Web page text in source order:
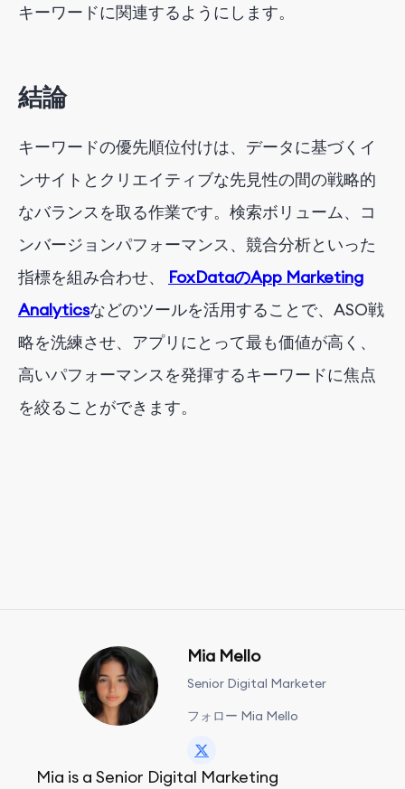
キーワードに関連するようにします。
結論
キーワードの優先順位付けは、データに基づくイ
ンサイトとクリエイティブな先見性の間の戦略的
なバランスを取る作業です。検索ボリューム、コ
ンバージョンパフォーマンス、競合分析といった
指標を組み合わせ、 FoxDataのApp Marketing
Analyticsなどのツールを活用することで、ASO戦
略を洗練させ、アプリにとって最も価値が高く、
高いパフォーマンスを発揮するキーワードに焦点
を絞ることができます。
Mia Mello
Senior Digital Marketer
フォロー Mia Mello
Mia is a Senior Digital Marketing